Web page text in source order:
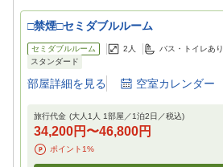
□禁煙□セミダブルルーム
セミダブルルーム 2 人 バス・トイレあり
スタンダード
部屋詳細を見る 空室カレンダー
旅行代金 (大人1人 1部屋／1泊2日／税込)
34,200円 〜46,800円
ポイント 1%